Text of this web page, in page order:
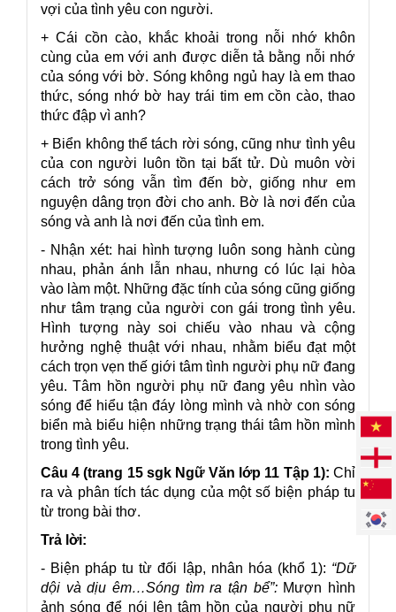
vợi của tình yêu con người.
+ Cái cồn cào, khắc khoải trong nỗi nhớ khôn
cùng của em với anh được diễn tả bằng nỗi nhớ
của sóng với bờ. Sóng không ngủ hay là em thao
thức, sóng nhớ bờ hay trái tim em cồn cào, thao
thức đập vì anh?
+ Biển không thể tách rời sóng, cũng như tình yêu
của con người luôn tồn tại bất tử. Dù muôn vời
cách trở sóng vẫn tìm đến bờ, giống như em
nguyện dâng trọn đời cho anh. Bờ là nơi đến của
sóng và anh là nơi đến của tình em.
- Nhận xét: hai hình tượng luôn song hành cùng
nhau, phản ánh lẫn nhau, nhưng có lúc lại hòa
vào làm một. Những đặc tính của sóng cũng giống
như tâm trạng của người con gái trong tình yêu.
Hình tượng này soi chiếu vào nhau và cộng
hưởng nghệ thuật với nhau, nhằm biểu đạt một
cách trọn vẹn thế giới tâm tình người phụ nữ đang
yêu. Tâm hồn người phụ nữ đang yêu nhìn vào
sóng để hiểu tận đáy lòng mình và nhờ con sóng
biển mà biểu hiện những trạng thái tâm hồn mình
trong tình yêu.
Câu 4 (trang 15 sgk Ngữ Văn lớp 11 Tập 1): Chỉ
ra và phân tích tác dụng của một số biện pháp tu
từ trong bài thơ.
Trả lời:
- Biện pháp tu từ đối lập, nhân hóa (khổ 1): “Dữ
dội và dịu êm…Sóng tìm ra tận bể”: Mượn hình
ảnh sóng để nói lên tâm hồn của người phụ nữ